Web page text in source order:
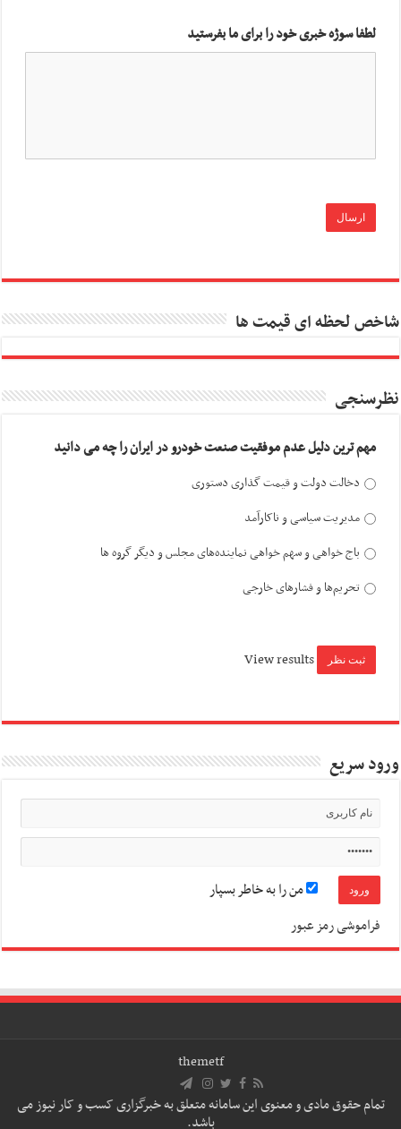
لطفا سوژه خبری خود را برای ما بفرستید
شاخص لحظه ای قیمت ها
نظرسنجی
مهم ترین دلیل عدم موفقیت صنعت خودرو در ایران را چه می دانید
دخالت دولت و قیمت گذاری دستوری
مدیریت سیاسی و ناکارآمد
باج خواهی و سهم خواهی نماینده‌های مجلس و دیگر گروه ها
تحریم‌ها و فشارهای خارجی
View results
ورود سریع
من را به خاطر بسپار
فراموشی رمز عبور
themetf
تمام حقوق مادی و معنوی این سامانه متعلق به خبرگزاری کسب و کار نیوز می
باشد.